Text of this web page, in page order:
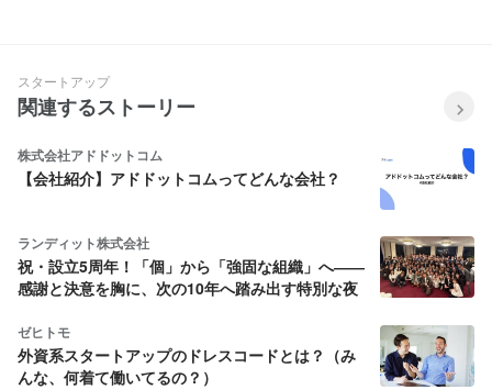
スタートアップ
関連するストーリー
株式会社アドドットコム
【会社紹介】アドドットコムってどんな会社？
ランディット株式会社
祝・設立5周年！「個」から「強固な組織」へ――
感謝と決意を胸に、次の10年へ踏み出す特別な夜
ゼヒトモ
外資系スタートアップのドレスコードとは？（み
んな、何着て働いてるの？）